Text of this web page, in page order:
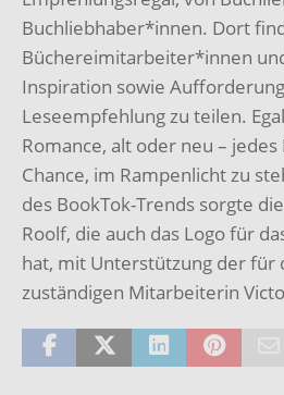
Buchliebhaber*innen. Dort
Büchereimitarbeiter*innen
Inspiration sowie
Leseempfehlung zu teilen.
Romance, alt oder neu –
Chance, im Rampenlicht zu
des BookTok-Trends sorgte
Roolf, die auch das Logo für
hat, mit Unterstützung der für
zuständigen Mitarbeiterin